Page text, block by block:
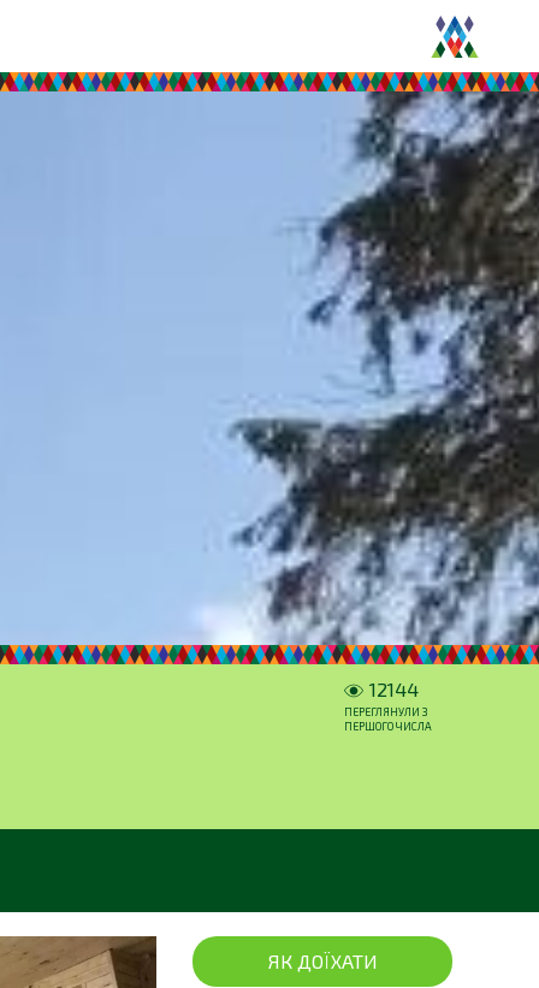
12144
ПЕРЕГЛЯНУЛИ З
ПЕРШОГО ЧИСЛА
ЯК ДОЇХАТИ